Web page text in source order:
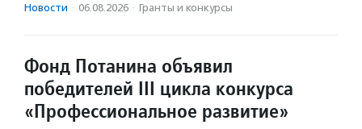
Новости · 06.08.2026 · Гранты и конкурсы
Фонд Потанина объявил
победителей III цикла конкурса
«Профессиональное развитие»